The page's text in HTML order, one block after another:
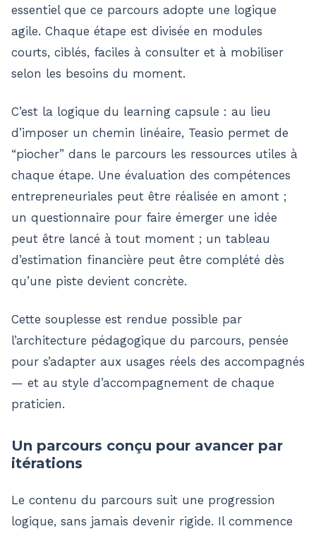
essentiel que ce parcours adopte une logique
agile. Chaque étape est divisée en modules
courts, ciblés, faciles à consulter et à mobiliser
selon les besoins du moment.
C’est la logique du learning capsule : au lieu
d’imposer un chemin linéaire, Teasio permet de
“piocher” dans le parcours les ressources utiles à
chaque étape. Une évaluation des compétences
entrepreneuriales peut être réalisée en amont ;
un questionnaire pour faire émerger une idée
peut être lancé à tout moment ; un tableau
d’estimation financière peut être complété dès
qu’une piste devient concrète.
Cette souplesse est rendue possible par
l’architecture pédagogique du parcours, pensée
pour s’adapter aux usages réels des accompagnés
— et au style d’accompagnement de chaque
praticien.
Un parcours conçu pour avancer par
itérations
Le contenu du parcours suit une progression
logique, sans jamais devenir rigide. Il commence